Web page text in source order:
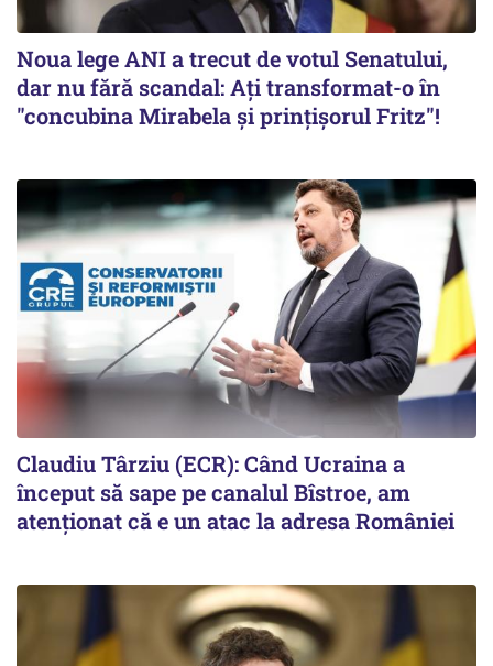
Noua lege ANI a trecut de votul Senatului,
dar nu fără scandal: Ați transformat-o în
"concubina Mirabela şi prinţişorul Fritz"!
Claudiu Târziu (ECR): Când Ucraina a
început să sape pe canalul Bîstroe, am
atenționat că e un atac la adresa României